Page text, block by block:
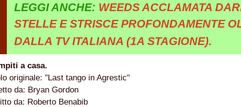
LEGGI ANCHE: WEEDS ACCLAMATA
STELLE E STRISCE PROFONDAMENTE
DALLA TV ITALIANA (1A STAGIONE).
a casa.
originale: "Last tango in Agrestic"
da: Bryan Gordon
da: Roberto Benabib